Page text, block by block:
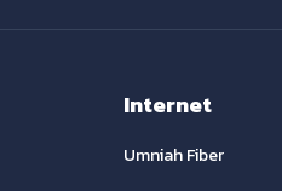
Internet
Umniah Fiber